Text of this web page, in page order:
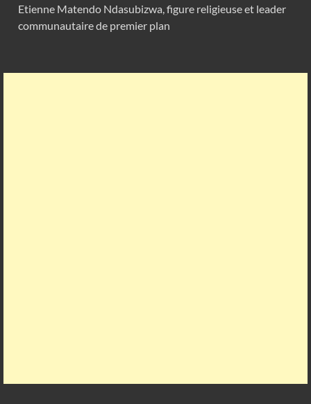
Etienne Matendo Ndasubizwa, figure religieuse et leader
communautaire de premier plan